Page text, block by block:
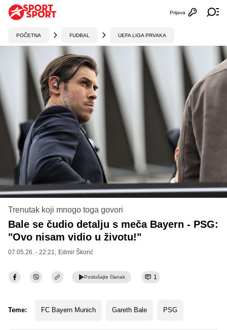
Otvori
Prijava
POČETNA FUDBAL UEFA LIGA PRVAKA
Trenutak koji mnogo toga govori
Bale se čudio detalju s meča Bayern - PSG:
"Ovo nisam vidio u životu!"
07.05.26. - 22:21, Edmir Škorić
Poslušajte članak 1
Teme: FC Bayern Munich Gareth Bale PSG